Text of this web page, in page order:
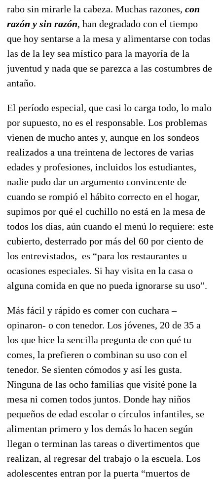
rabo sin mirarle la cabeza. Muchas razones, con
razón y sin razón, han degradado con el tiempo
que hoy sentarse a la mesa y alimentarse con todas
las de la ley sea místico para la mayoría de la
juventud y nada que se parezca a las costumbres de
antaño.
El período especial, que casi lo carga todo, lo malo
por supuesto, no es el responsable. Los problemas
vienen de mucho antes y, aunque en los sondeos
realizados a una treintena de lectores de varias
edades y profesiones, incluidos los estudiantes,
nadie pudo dar un argumento convincente de
cuando se rompió el hábito correcto en el hogar,
supimos por qué el cuchillo no está en la mesa de
todos los días, aún cuando el menú lo requiere: este
cubierto, desterrado por más del 60 por ciento de
los entrevistados, es “para los restaurantes u
ocasiones especiales. Si hay visita en la casa o
alguna comida en que no pueda ignorarse su uso”.
Más fácil y rápido es comer con cuchara –
opinaron- o con tenedor. Los jóvenes, 20 de 35 a
los que hice la sencilla pregunta de con qué tu
comes, la prefieren o combinan su uso con el
tenedor. Se sienten cómodos y así les gusta.
Ninguna de las ocho familias que visité pone la
mesa ni comen todos juntos. Donde hay niños
pequeños de edad escolar o círculos infantiles, se
alimentan primero y los demás lo hacen según
llegan o terminan las tareas o divertimentos que
realizan, al regresar del trabajo o la escuela. Los
adolescentes entran por la puerta “muertos de